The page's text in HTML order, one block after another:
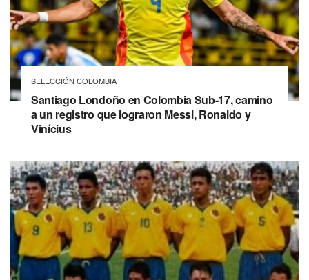
SELECCIÓN COLOMBIA
Santiago Londoño en Colombia Sub-17, camino
a un registro que lograron Messi, Ronaldo y
Vinícius